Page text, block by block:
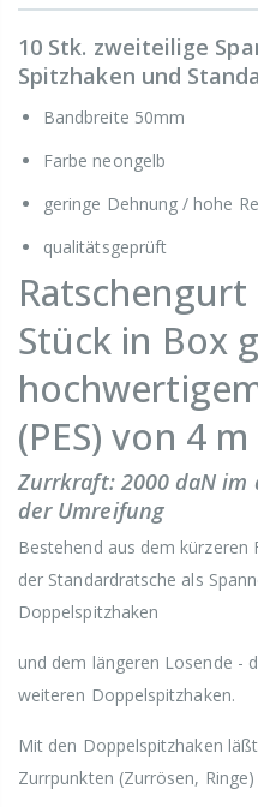
10 Stk. zweiteilige
Spitzhaken und
Bandbreite 50mm
Farbe neongelb
geringe Dehnung / hohe
qualitätsgeprüft
Stück in Box
(PES) von 4
Zurrkraft: 2000 daN im
der Umreifung
Bestehend aus dem
der Standardratsche als
Doppelspitzhaken
und dem längeren Losende -
weiteren Doppelspitzhaken.
Mit den Doppelspitzhaken
Zurrpunkten (Zurrösen,